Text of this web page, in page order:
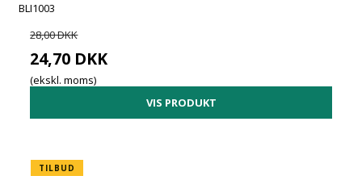
BLI1003
28,00 DKK
24,70 DKK
(ekskl. moms)
VIS PRODUKT
TILBUD